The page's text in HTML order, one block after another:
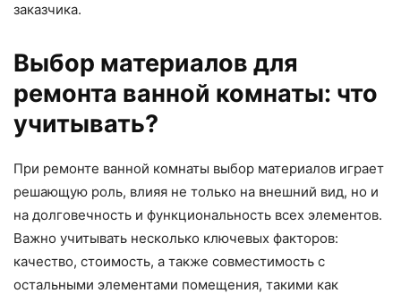
заказчика.
Выбор материалов для
ремонта ванной комнаты: что
учитывать?
При ремонте ванной комнаты выбор материалов играет
решающую роль, влияя не только на внешний вид, но и
на долговечность и функциональность всех элементов.
Важно учитывать несколько ключевых факторов:
качество, стоимость, а также совместимость с
остальными элементами помещения, такими как